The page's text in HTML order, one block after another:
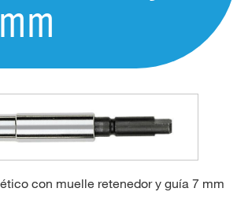
con muelle retenedor y guía 7 mm